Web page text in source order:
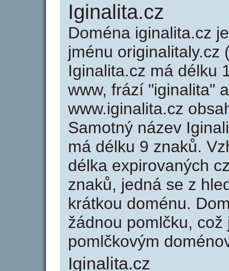
Iginalita.cz
Doména iginalita.cz
jménu originalitaly.cz
Iginalita.cz má délku
www, frází "iginalita"
www.iginalita.cz
Samotný název
má délku 9 znaků.
délka expirovaných
znaků, jedná se z
krátkou doménu.
žádnou pomlčku,
pomlčkovým
Iginalita.cz